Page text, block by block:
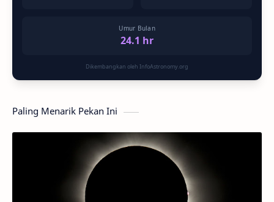
Umur Bulan
24.1 hr
Dikembangkan oleh InfoAstronomy.org
Paling Menarik Pekan Ini